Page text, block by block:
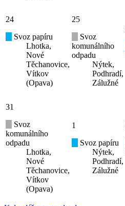
24
Svoz papíru
Lhotka,
Nové
Těchanovice,
Vítkov
(Opava)
25
Svoz
komunálního
odpadu
Nýtek,
Podhradí,
Zálužné
31
Svoz
komunálního
odpadu
Lhotka,
Nové
Těchanovice,
Vítkov
(Opava)
1
Svoz papíru
Nýtek,
Podhradí,
Zálužné